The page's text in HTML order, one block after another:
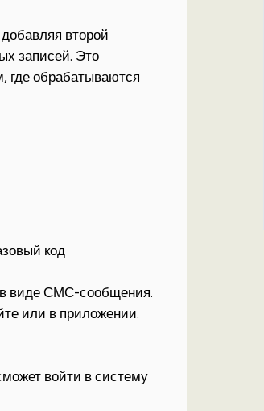
второй
записей. Это
где обрабатываются
код
в виде СМС-сообщения.
или в приложении.
войти в систему